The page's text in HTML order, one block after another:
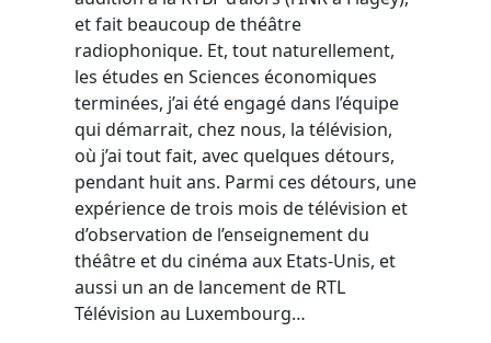
et fait beaucoup de théâtre
radiophonique. Et, tout naturellement,
les études en Sciences économiques
terminées, j’ai été engagé dans l’équipe
qui démarrait, chez nous, la télévision,
où j’ai tout fait, avec quelques détours,
pendant huit ans. Parmi ces détours, une
expérience de trois mois de télévision et
d’observation de l’enseignement du
théâtre et du cinéma aux Etats-Unis, et
aussi un an de lancement de RTL
Télévision au Luxembourg…